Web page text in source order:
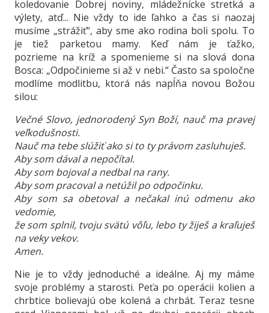
koledovanie Dobrej noviny, mládežnícke stretká a
výlety, atď... Nie vždy to ide ľahko a čas si naozaj
musíme „strážiť“, aby sme ako rodina boli spolu. To
je tiež parketou mamy. Keď nám je ťažko,
pozrieme na kríž a spomenieme si na slová dona
Bosca: „Odpočinieme si až v nebi.“ Často sa spoločne
modlíme modlitbu, ktorá nás napĺňa novou Božou
silou:
Večné Slovo, jednorodený Syn Boží, nauč ma pravej
veľkodušnosti.
Nauč ma tebe slúžiť ako si to ty právom zasluhuješ.
Aby som dával a nepočítal.
Aby som bojoval a nedbal na rany.
Aby som pracoval a netúžil po odpočinku.
Aby som sa obetoval a nečakal inú odmenu ako
vedomie,
že som splnil, tvoju svätú vôľu, lebo ty žiješ a kraľuješ
na veky vekov.
Amen.
Nie je to vždy jednoduché a ideálne. Aj my máme
svoje problémy a starosti. Peťa po operácii kolien a
chrbtice bolievajú obe kolená a chrbát. Teraz tesne